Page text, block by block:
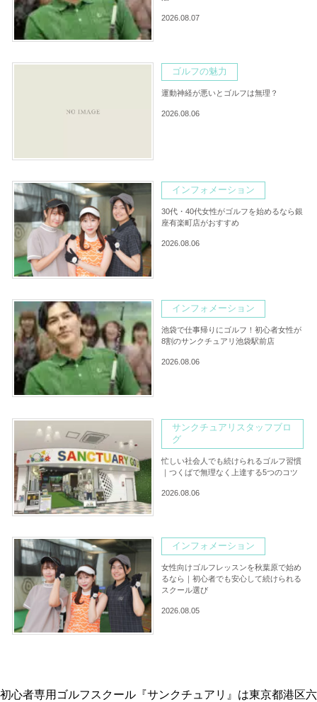
2026.08.07
ゴルフの魅力
運動神経が悪いとゴルフは無理？
2026.08.06
インフォメーション
30代・40代女性がゴルフを始めるなら銀
座有楽町店がおすすめ
2026.08.06
インフォメーション
池袋で仕事帰りにゴルフ！初心者女性が
8割のサンクチュアリ池袋駅前店
2026.08.06
サンクチュアリスタッフブロ
グ
忙しい社会人でも続けられるゴルフ習慣
｜つくばで無理なく上達する5つのコツ
2026.08.06
インフォメーション
女性向けゴルフレッスンを秋葉原で始め
るなら｜初心者でも安心して続けられる
スクール選び
2026.08.05
初心者専用ゴルフスクール『サンクチュアリ』は東京都港区六